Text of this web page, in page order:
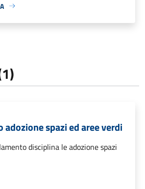
adozione spazi ed aree verdi
disciplina le adozione spazi